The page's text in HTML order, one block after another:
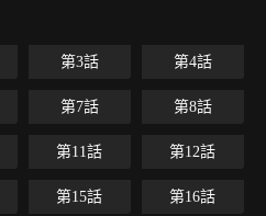
第3話 第4話
第7話 第8話
第11話 第12話
第15話 第16話